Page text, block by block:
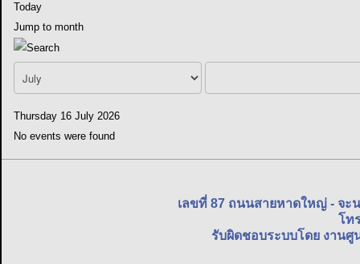
Today
Jump to month
Thursday 16 July 2026
No events were found
เลขที่ 87 ถนนสายหาดใหญ่ - จ
โท
รับผิดชอบระบบโดย งาน